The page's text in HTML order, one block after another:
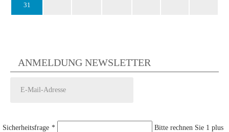
31
ANMELDUNG NEWSLETTER
Sicherheitsfrage *
Bitte rechnen Sie 1 plus